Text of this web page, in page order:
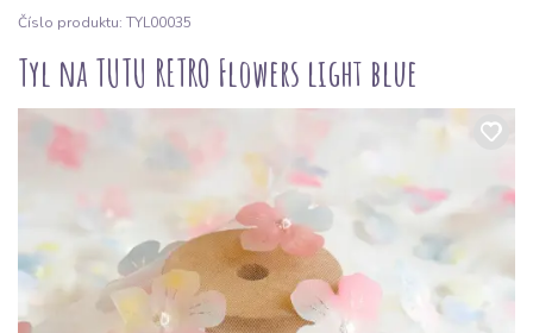
Číslo produktu: TYL00035
Tyl na TUTU RETRO Flowers light blue